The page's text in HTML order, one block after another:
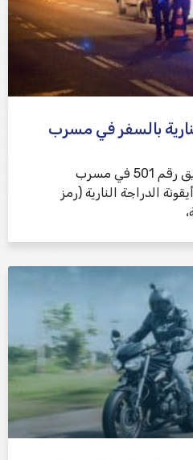
بالسفر في مسرب
في حال وجود إشارة الطريق رقم 501 في مسرب
الدراجة النارية (رمز